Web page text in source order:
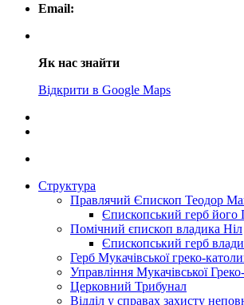
Email:
Як нас знайти
Відкрити в Google Maps
Структура
Правлячий Єпископ Теодор
Єпископський герб його
Помічний єпископ владика Ніл
Єпископський герб
Герб Мукачівської греко-
Управління Мукачівської
Церковний Трибунал
Відділ у справах захисту